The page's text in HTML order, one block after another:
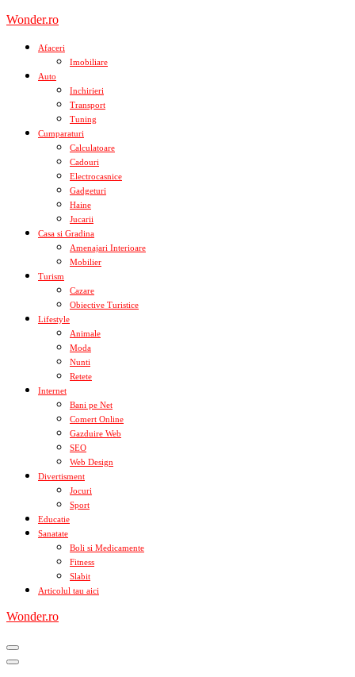
Skip
content
Wonder.ro
Afaceri
Imobiliare
Auto
Inchirieri
Transport
Tuning
Cumparaturi
Calculatoare
Cadouri
Electrocasnice
Gadgeturi
Haine
Jucarii
Casa si Gradina
Amenajari Interioare
Mobilier
Turism
Cazare
Obiective Turistice
Lifestyle
Animale
Moda
Nunti
Retete
Internet
Bani pe Net
Comert Online
Gazduire Web
SEO
Web Design
Divertisment
Jocuri
Sport
Educatie
Sanatate
Boli si Medicamente
Fitness
Slabit
Articolul tau aici
Wonder.ro